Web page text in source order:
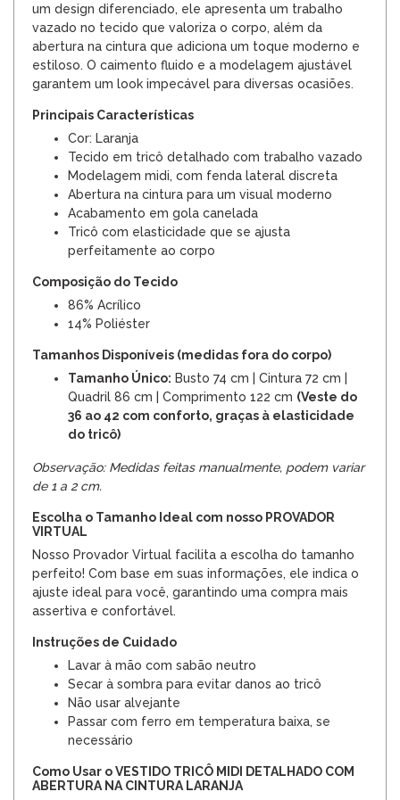
um design diferenciado, ele apresenta um trabalho
vazado no tecido que valoriza o corpo, além da
abertura na cintura que adiciona um toque moderno e
estiloso. O caimento fluido e a modelagem ajustável
garantem um look impecável para diversas ocasiões.
Principais Características
Cor: Laranja
Tecido em tricô detalhado com trabalho vazado
Modelagem midi, com fenda lateral discreta
Abertura na cintura para um visual moderno
Acabamento em gola canelada
Tricô com elasticidade que se ajusta
perfeitamente ao corpo
Composição do Tecido
86% Acrílico
14% Poliéster
Tamanhos Disponíveis (medidas fora do corpo)
Tamanho Único: Busto 74 cm | Cintura 72 cm |
Quadril 86 cm | Comprimento 122 cm (Veste do
36 ao 42 com conforto, graças à elasticidade
do tricô)
Observação: Medidas feitas manualmente, podem variar
de 1 a 2 cm.
Escolha o Tamanho Ideal com nosso PROVADOR
VIRTUAL
Nosso Provador Virtual facilita a escolha do tamanho
perfeito! Com base em suas informações, ele indica o
ajuste ideal para você, garantindo uma compra mais
assertiva e confortável.
Instruções de Cuidado
Lavar à mão com sabão neutro
Secar à sombra para evitar danos ao tricô
Não usar alvejante
Passar com ferro em temperatura baixa, se
necessário
Como Usar o VESTIDO TRICÔ MIDI DETALHADO COM
ABERTURA NA CINTURA LARANJA